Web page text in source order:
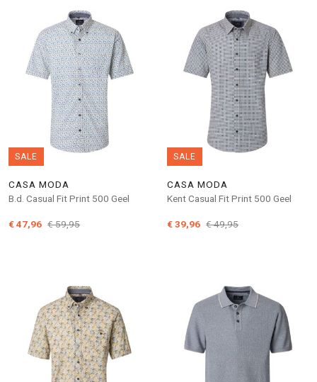
SALE
CASA MODA
B.d. Casual Fit Print 500 Geel
€ 59,95
€ 47,96
SALE
CASA MODA
Kent Casual Fit Print 500 Geel
€ 49,95
€ 39,96